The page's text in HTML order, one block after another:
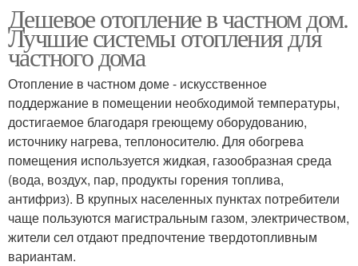
Электрический принцип
конвектор
Дешевое отопление в частном дом.
Лучшие системы отопления для
частного дома
Отопление в частном доме - искусственное
поддержание в помещении необходимой температуры,
достигаемое благодаря греющему оборудованию,
источнику нагрева, теплоносителю. Для обогрева
помещения используется жидкая, газообразная среда
(вода, воздух, пар, продукты горения топлива,
антифриз). В крупных населенных пунктах потребители
чаще пользуются магистральным газом, электричеством,
жители сел отдают предпочтение твердотопливным
вариантам.